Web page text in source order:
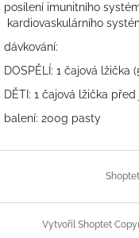
posílení imunitního
kardiovaskulárního
dávkování:
DOSPĚLÍ: 1 čajová
DĚTI: 1 čajová lžička
balení: 200g pasty
Vytvořil Shoptet